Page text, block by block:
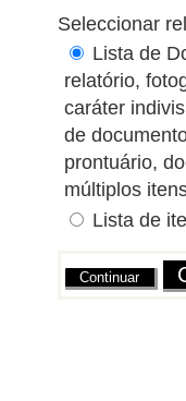
Seleccionar
Lista de
relatório,
caráter
de
prontuário,
múltiplos
Lista de
Ações